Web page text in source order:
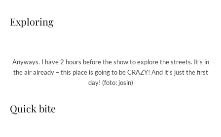
Exploring
Anyways. I have 2 hours before the show to explore the streets. It’s in
the air already – this place is going to be CRAZY! And it’s just the first
day! (foto: josin)
Quick bite